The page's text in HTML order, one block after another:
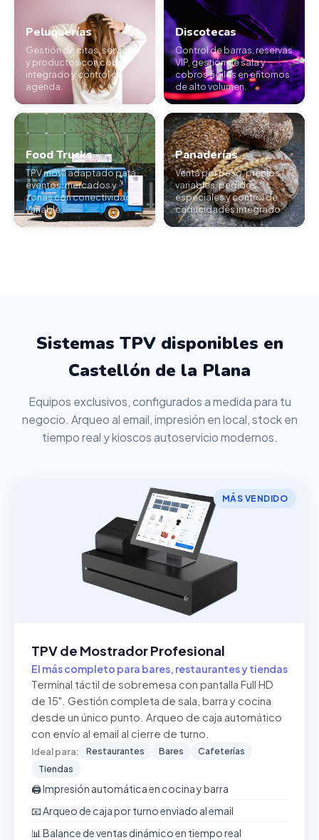
Peluquerías
Gestión de citas, servicios
y productos con cobro
integrado y control de
agenda.
Discotecas
Control de barras, reservas
VIP, gestión de sala y
cobros ágiles en entornos
de alto volumen.
Food Trucks
TPV móvil adaptado para
eventos, mercados y
zonas con conectividad
variable.
Panaderías
Venta por peso, precios
variables, pedidos
especiales y control de
caducidades integrado.
Sistemas TPV disponibles en
Castellón de la Plana
Equipos exclusivos, configurados a medida para tu
negocio. Arqueo al email, impresión en local, stock en
tiempo real y kioscos autoservicio modernos.
MÁS VENDIDO
TPV de Mostrador Profesional
El más completo para bares, restaurantes y tiendas
Terminal táctil de sobremesa con pantalla Full HD
de 15". Gestión completa de sala, barra y cocina
desde un único punto. Arqueo de caja automático
con envío al email al cierre de turno.
Ideal para: Restaurantes Bares
Cafeterías
Tiendas
🖨️ Impresión automática en cocina y barra
📧 Arqueo de caja por turno enviado al email
📊 Balance de ventas dinámico en tiempo real